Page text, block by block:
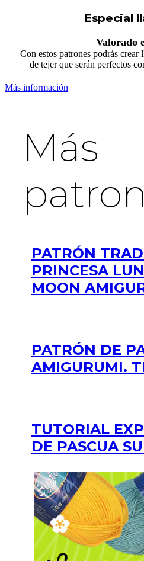
Especial
Valorado
Con estos patrones podrás
de tejer que serán perfectos
Más información
Más
PATRÓN
PRINCESA
MOON
PATRÓN DE
AMIGURUMI.
TUTORIAL
DE PASCUA